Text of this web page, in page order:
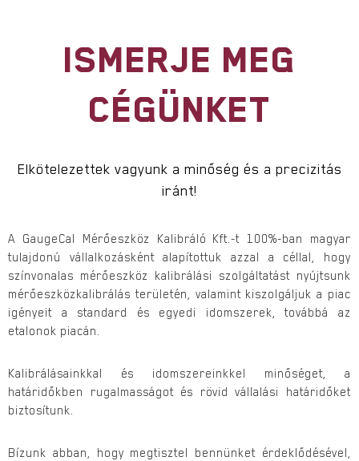
ISMERJE MEG
CÉGÜNKET
Elkötelezettek vagyunk a minőség és a precizitás
iránt!
A GaugeCal Mérőeszköz Kalibráló Kft.-t 100%-ban magyar
tulajdonú vállalkozásként alapítottuk azzal a céllal, hogy
színvonalas mérőeszköz kalibrálási szolgáltatást nyújtsunk
mérőeszközkalibrálás területén, valamint kiszolgáljuk a piac
igényeit a standard és egyedi idomszerek, továbbá az
etalonok piacán.
Kalibrálásainkkal és idomszereinkkel minőséget, a
határidőkben rugalmasságot és rövid vállalási határidőket
biztosítunk.
Bízunk abban, hogy megtisztel bennünket érdeklődésével,